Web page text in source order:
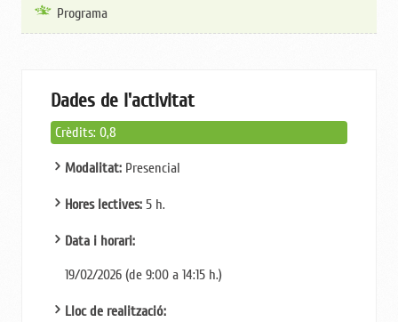
Programa
Dades de l'activitat
Crèdits: 0,8
Modalitat: Presencial
Hores lectives: 5 h.
Data i horari:
19/02/2026 (de 9:00 a 14:15 h.)
Lloc de realització: